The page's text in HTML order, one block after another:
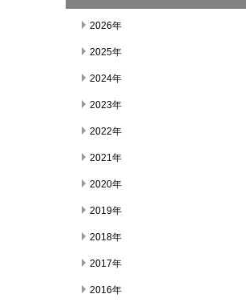
2026年
2025年
2024年
2023年
2022年
2021年
2020年
2019年
2018年
2017年
2016年